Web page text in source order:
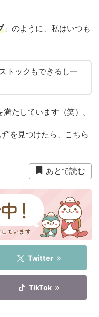
」のように、私はいつも
トックもできるし一
たしています（笑）。
”を見つけたら、こちら
あとで読む
Twitter
TikTok